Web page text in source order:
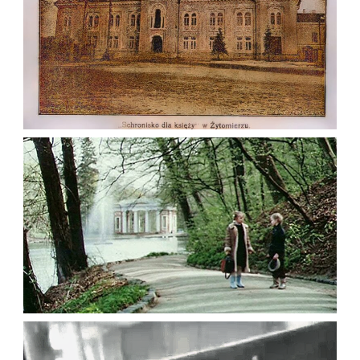
ВІКАРІАТ (ЄПИСКОПСЬКИЙ БУДИНОК)
ЖИТОМИР НА ПОЧАТКУ XX СТ.
Фото Житомира період
до 1917 року
Leave a comment
ЖИТОМИР У ФІЛЬМІ “САВРАСКА” 1989
Відео Житомира